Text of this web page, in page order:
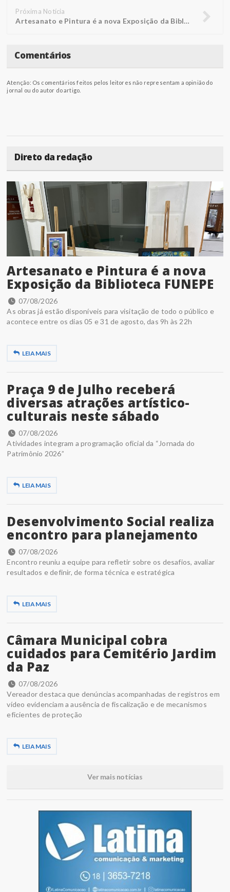
Próxima Notícia
Artesanato e Pintura é a nova Exposição da Biblioteca FUNEPE
Comentários
Atenção: Os comentários feitos pelos leitores não representam a opinião do
jornal ou do autor do artigo.
Direto da redação
Artesanato e Pintura é a nova
Exposição da Biblioteca FUNEPE
07/08/2026
As obras já estão disponíveis para visitação de todo o público e
acontece entre os dias 05 e 31 de agosto, das 9h às 22h
LEIA MAIS
Praça 9 de Julho receberá
diversas atrações artístico-
culturais neste sábado
07/08/2026
Atividades integram a programação oficial da “Jornada do
Patrimônio 2026”
LEIA MAIS
Desenvolvimento Social realiza
encontro para planejamento
07/08/2026
Encontro reuniu a equipe para refletir sobre os desafios, avaliar
resultados e definir, de forma técnica e estratégica
LEIA MAIS
Câmara Municipal cobra
cuidados para Cemitério Jardim
da Paz
07/08/2026
Vereador destaca que denúncias acompanhadas de registros em
vídeo evidenciam a ausência de fiscalização e de mecanismos
eficientes de proteção
LEIA MAIS
Ver mais notícias